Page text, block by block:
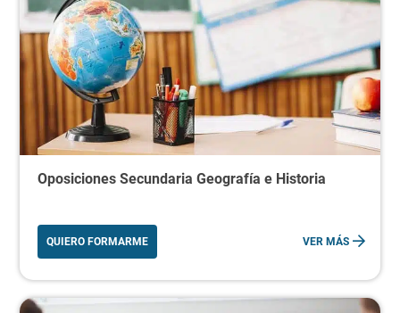
Oposiciones Secundaria Geografía e Historia
QUIERO FORMARME VER MÁS